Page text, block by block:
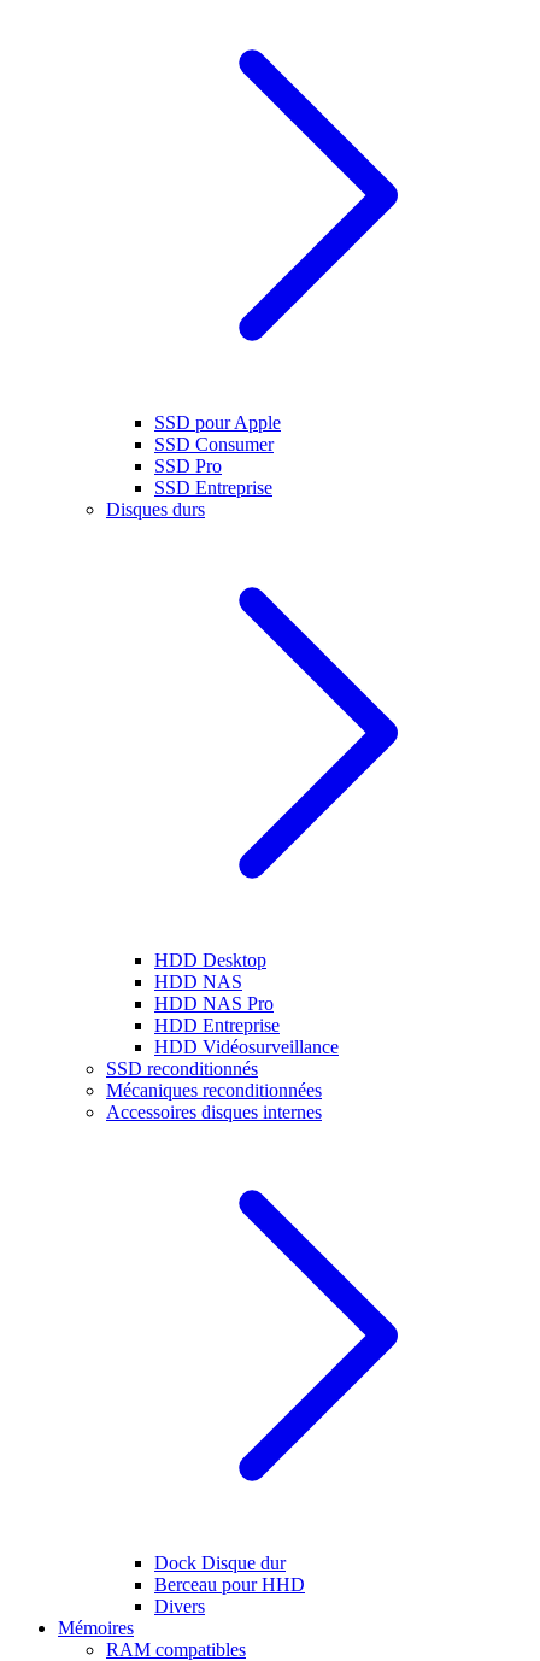
SSD pour Apple
SSD Consumer
SSD Pro
SSD Entreprise
Disques durs
HDD Desktop
HDD NAS
HDD NAS Pro
HDD Entreprise
HDD Vidéosurveillance
SSD reconditionnés
Mécaniques reconditionnées
Accessoires disques internes
Dock Disque dur
Berceau pour HHD
Divers
Mémoires
RAM compatibles